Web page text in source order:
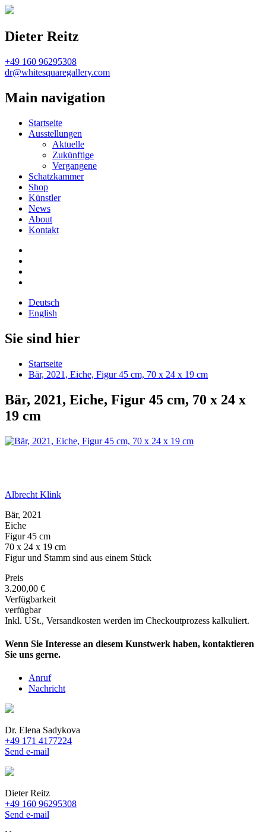
Dieter Reitz
+49 160 96295308
dr@whitesquaregallery.com
Main navigation
Startseite
Ausstellungen
Aktuelle
Zukünftige
Vergangene
Schatzkammer
Shop
Künstler
News
About
Kontakt
Deutsch
English
Sie sind hier
Startseite
Bär, 2021, Eiche, Figur 45 cm, 70 x 24 x 19 cm
Bär, 2021, Eiche, Figur 45 cm, 70 x 24 x
19 cm
Albrecht Klink
Bär, 2021
Eiche
Figur 45 cm
70 x 24 x 19 cm
Figur und Stamm sind aus einem Stück
Preis
3.200,00 €
Verfügbarkeit
verfügbar
Inkl. USt., Versandkosten werden im Checkoutprozess kalkuliert.
Wenn Sie Interesse an diesem Kunstwerk haben, kontaktieren
Sie uns gerne.
Anruf
Nachricht
Dr. Elena Sadykova
+49 171 4177224
Send e-mail
Dieter Reitz
+49 160 96295308
Send e-mail